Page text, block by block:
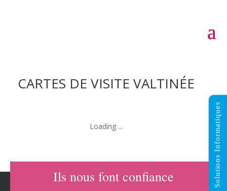
CARTES DE VISITE VALTINÉE
Ils nous font confiance Solutions Informatiques